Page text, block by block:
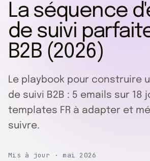
La séquence
de suivi
B2B (2026)
Le playbook pour construire
de suivi B2B : 5 emails sur 18
templates FR à adapter et
suivre.
Mis à jour · mai 2026